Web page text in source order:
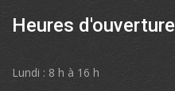
Heures d'ouverture
Lundi : 8 h à 16 h